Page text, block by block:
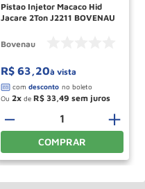
Pistao Injetor Macaco Hid
Jacare 2Ton J2211 BOVENAU
Bovenau
R$ 63 20à vista
Ou 2 de R$ 33 49
＋
－
COMPRAR